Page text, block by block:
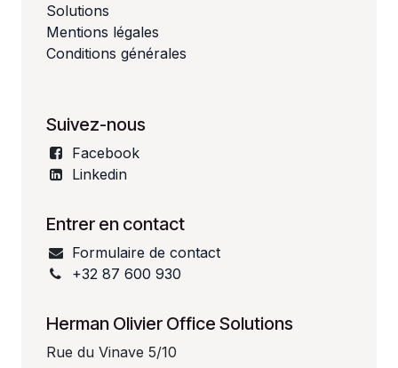
Solutions
Mentions légales
Conditions générales
Suivez-nous
Facebook
Linkedin
Entrer en contact
Formulaire de contact
+32 87 600 930
Herman Olivier Office Solutions
Rue du Vinave 5/10